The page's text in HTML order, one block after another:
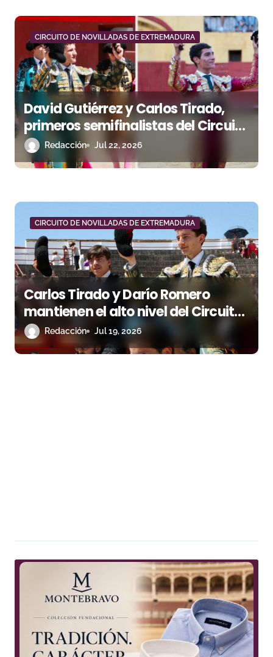
a
d
a
s
CIRCUITO DE NOVILLADAS DE EXTREMADURA
David Gutiérrez y Carlos Tirado,
primeros semifinalistas del Circuito
de Extremadura
Redacción Jul 22, 2026
CIRCUITO DE NOVILLADAS DE EXTREMADURA
Carlos Tirado y Darío Romero
mantienen el alto nivel del Circuito
con una nueva doble puerta
grande en Brozas
Redacción Jul 19, 2026